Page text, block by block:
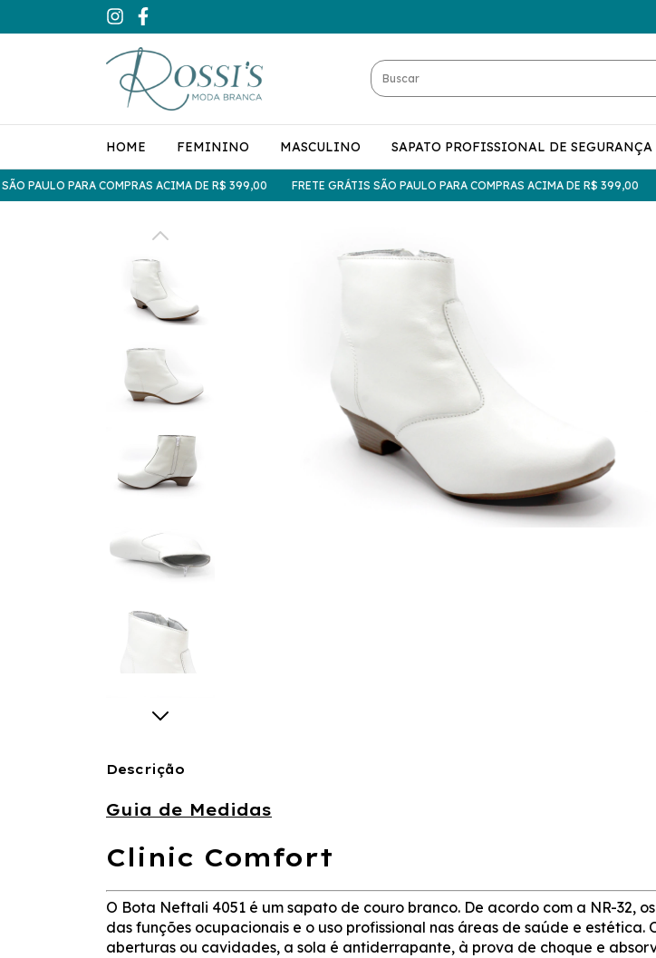
HOME FEMININO MASCULINO SAPATO PROFISSIONAL DE SEGURANÇA
PARA COMPRAS ACIMA DE R$ 399,00 FRETE GRÁTIS SÃO PAULO PARA COMPRAS ACIMA DE R$ 399,00
Descrição
Guia de Medidas
Clinic Comfort
O Bota Neftali 4051 é um sapato de couro branco. De acordo com a NR-32,
das funções ocupacionais e o uso profissional nas áreas de saúde e
aberturas ou cavidades, a sola é antiderrapante, à prova de choque e